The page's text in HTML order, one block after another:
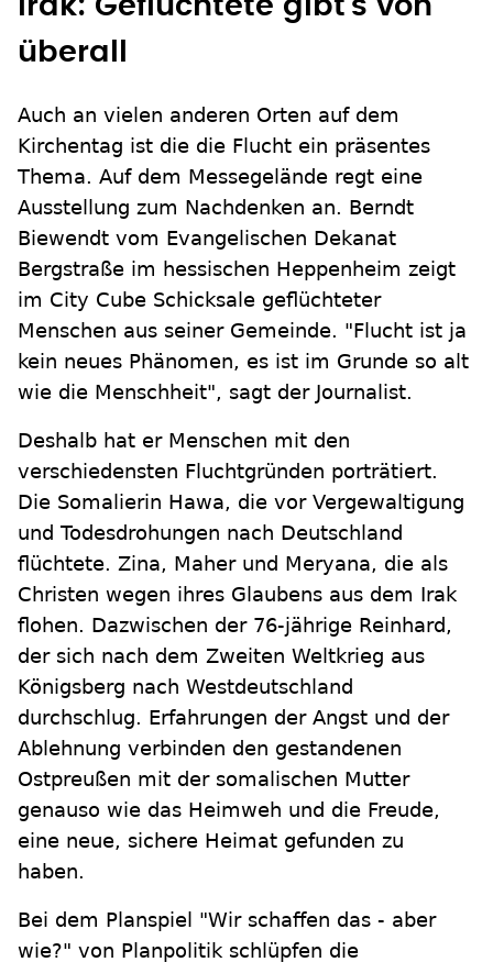
Irak: Geflüchtete gibt's von
überall
Auch an vielen anderen Orten auf dem
Kirchentag ist die die Flucht ein präsentes
Thema. Auf dem Messegelände regt eine
Ausstellung zum Nachdenken an. Berndt
Biewendt vom Evangelischen Dekanat
Bergstraße im hessischen Heppenheim zeigt
im City Cube Schicksale geflüchteter
Menschen aus seiner Gemeinde. "Flucht ist ja
kein neues Phänomen, es ist im Grunde so alt
wie die Menschheit", sagt der Journalist.
Deshalb hat er Menschen mit den
verschiedensten Fluchtgründen porträtiert.
Die Somalierin Hawa, die vor Vergewaltigung
und Todesdrohungen nach Deutschland
flüchtete. Zina, Maher und Meryana, die als
Christen wegen ihres Glaubens aus dem Irak
flohen. Dazwischen der 76-jährige Reinhard,
der sich nach dem Zweiten Weltkrieg aus
Königsberg nach Westdeutschland
durchschlug. Erfahrungen der Angst und der
Ablehnung verbinden den gestandenen
Ostpreußen mit der somalischen Mutter
genauso wie das Heimweh und die Freude,
eine neue, sichere Heimat gefunden zu
haben.
Bei dem Planspiel "Wir schaffen das - aber
wie?" von Planpolitik schlüpfen die